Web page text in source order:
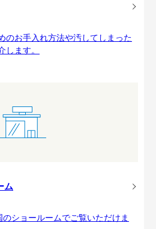
のお手入れ方法や汚してしまった
ます。
ム
ショールームでご覧いただけま